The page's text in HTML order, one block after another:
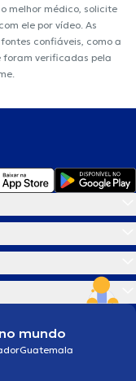
melhor médico, solicite
ele por vídeo. As
confiáveis, como a
foram verificadas pela
mundo
Guatemala